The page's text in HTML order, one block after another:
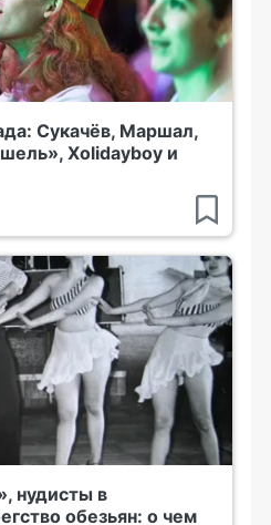
Сукачёв, Маршал,
Xolidayboy и
нудисты в
обезьян: о чем